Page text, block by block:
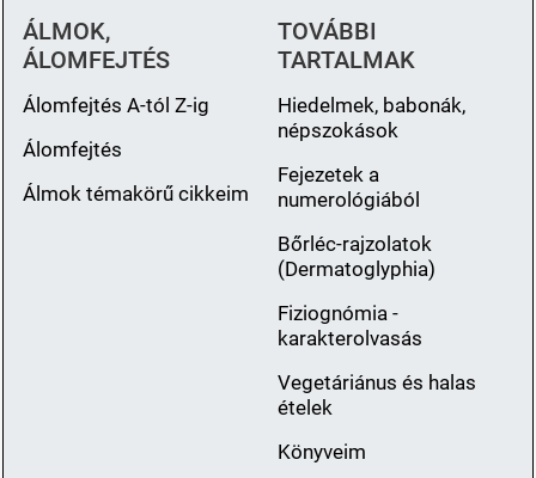
ÁLMOK,
ÁLOMFEJTÉS
Álomfejtés A-tól Z-ig
Álomfejtés
Álmok témakörű cikkeim
TOVÁBBI
TARTALMAK
Hiedelmek, babonák,
népszokások
Fejezetek a
numerológiából
Bőrléc-rajzolatok
(Dermatoglyphia)
Fiziognómia -
karakterolvasás
Vegetáriánus és halas
ételek
Könyveim